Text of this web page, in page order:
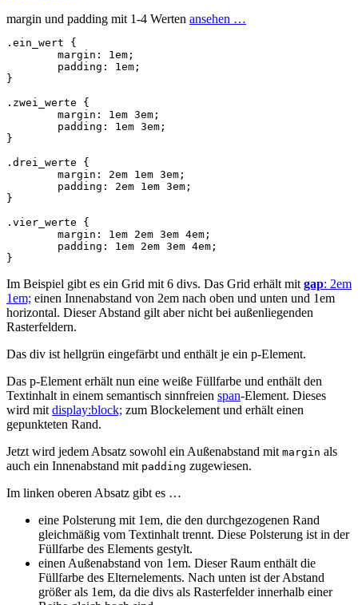
margin und padding mit 1-4 Werten ansehen …
.ein_wert
{
margin : 1em ;
padding : 1em ;
}
.zwei_werte
{
margin : 1em 3em ;
padding : 1em 3em ;
}
.drei_werte
{
margin : 2em 1em 3em ;
padding : 2em 1em 3em ;
}
.vier_werte
{
margin : 1em 2em 3em 4em ;
padding : 1em 2em 3em 4em ;
}
Im Beispiel gibt es ein Grid mit 6 divs. Das Grid erhält mitgap: 2em
1em; einen Innenabstand von 2em nach oben und unten und 1em
horizontal. Dieser Abstand gilt aber nicht bei außenliegenden
Rasterfeldern.
Das div ist hellgrün eingefärbt und enthält je ein p-Element.
Das p-Element erhält nun eine weiße Füllfarbe und enthält den
Textinhalt in einem semantisch sinnfreien span-Element. Dieses
wird mitdisplay:block; zum Blockelement und erhält einen
gepunkteten Rand.
Jetzt wird jedem Absatz sowohl ein Außenabstand mit margin als
auch ein Innenabstand mit padding zugewiesen.
Im linken oberen Absatz gibt es …
eine Polsterung mit 1em, die den durchgezogenen Rand
gleichmäßig vom Textinhalt trennt. Diese Polsterung ist in der
Füllfarbe des Elements gestylt.
einen Außenabstand von 1em. Dieser Raum enthält die
Füllfarbe des Elternelements. Nach unten ist der Abstand
größer als 1em, da die divs als Rasterfelder innerhalb einer